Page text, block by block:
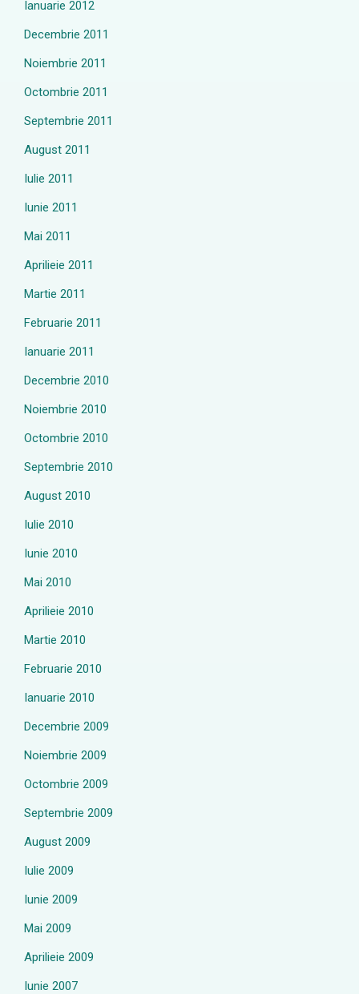
Ianuarie 2012
Decembrie 2011
Noiembrie 2011
Octombrie 2011
Septembrie 2011
August 2011
Iulie 2011
Iunie 2011
Mai 2011
Aprilieie 2011
Martie 2011
Februarie 2011
Ianuarie 2011
Decembrie 2010
Noiembrie 2010
Octombrie 2010
Septembrie 2010
August 2010
Iulie 2010
Iunie 2010
Mai 2010
Aprilieie 2010
Martie 2010
Februarie 2010
Ianuarie 2010
Decembrie 2009
Noiembrie 2009
Octombrie 2009
Septembrie 2009
August 2009
Iulie 2009
Iunie 2009
Mai 2009
Aprilieie 2009
Iunie 2007